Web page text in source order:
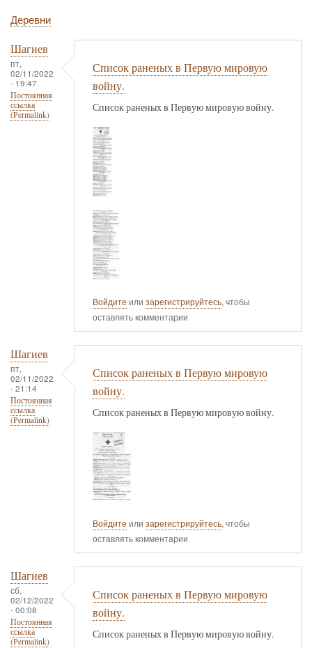
Деревни
Шагиев
пт,
02/11/2022
- 19:47
Постоянная
ссылка
(Permalink)
Список раненых в Первую мировую
войну.
Список раненых в Первую мировую войну.
Войдите или зарегистрируйтесь, чтобы
оставлять комментарии
Шагиев
пт,
02/11/2022
- 21:14
Постоянная
ссылка
(Permalink)
Список раненых в Первую мировую
войну.
Список раненых в Первую мировую войну.
Войдите или зарегистрируйтесь, чтобы
оставлять комментарии
Шагиев
сб,
02/12/2022
- 00:08
Постоянная
ссылка
(Permalink)
Список раненых в Первую мировую
войну.
Список раненых в Первую мировую войну.